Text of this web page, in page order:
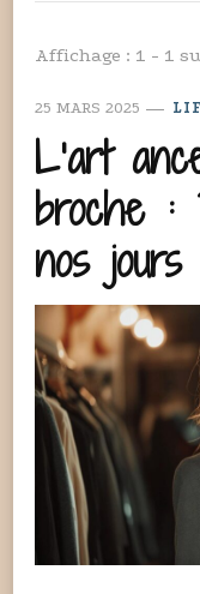
Affichage : 1 - 1
25 MARS 2025
L’art
broche :
nos jours